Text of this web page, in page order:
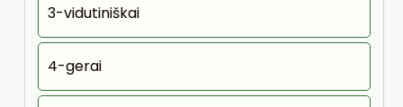
3-vidutiniškai
4-gerai